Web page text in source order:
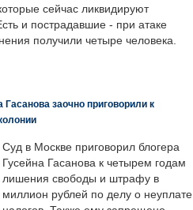
сейчас ликвидируют
и пострадавшие - при атаке
получили четыре человека.
Гасанова заочно приговорили к
Суд в Москве приговорил блогера
Гусейна Гасанова к четырем годам
лишения свободы и штрафу в
миллион рублей по делу о неуплате